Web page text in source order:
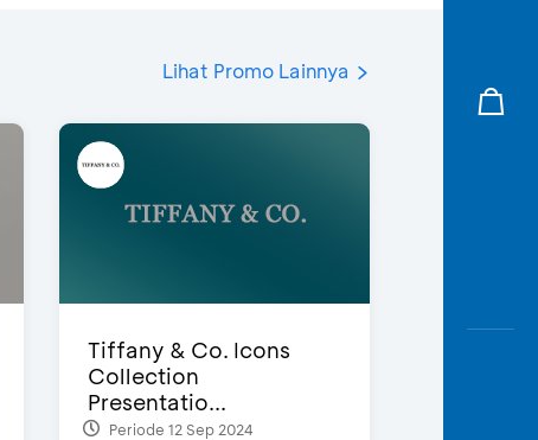
Lihat Promo Lainnya
Tiffany & Co. Icons
Collection
Presentatio...
Periode 12 Sep 2024